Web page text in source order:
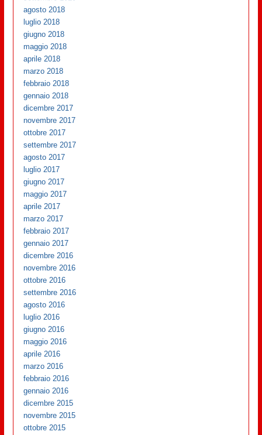
agosto 2018
luglio 2018
giugno 2018
maggio 2018
aprile 2018
marzo 2018
febbraio 2018
gennaio 2018
dicembre 2017
novembre 2017
ottobre 2017
settembre 2017
agosto 2017
luglio 2017
giugno 2017
maggio 2017
aprile 2017
marzo 2017
febbraio 2017
gennaio 2017
dicembre 2016
novembre 2016
ottobre 2016
settembre 2016
agosto 2016
luglio 2016
giugno 2016
maggio 2016
aprile 2016
marzo 2016
febbraio 2016
gennaio 2016
dicembre 2015
novembre 2015
ottobre 2015